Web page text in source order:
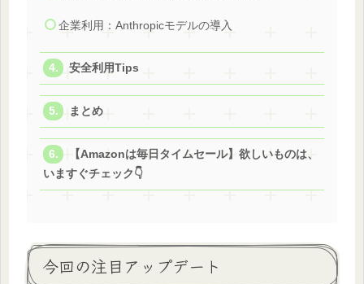
企業利用：Anthropicモデルの導入
安全利用Tips
まとめ
【Amazonは毎日タイムセール】欲しいものは、
いますぐチェック👇
今回の注目アップデート